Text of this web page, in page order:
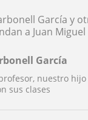
García y
a Juan Miguel
García
nuestro
sus clases